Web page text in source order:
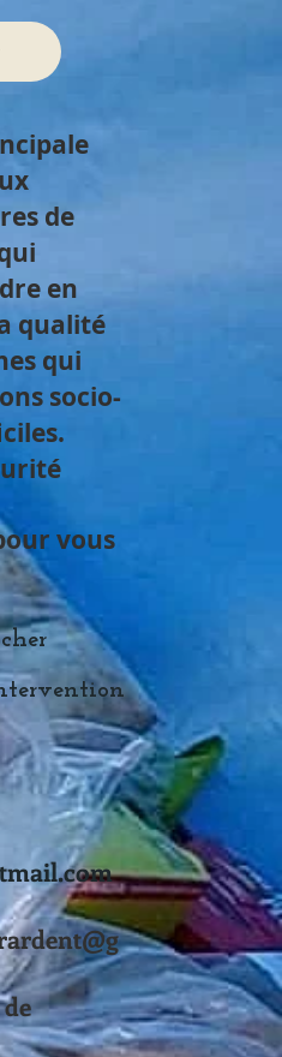
de
en
qualité
qui
socio-
vous